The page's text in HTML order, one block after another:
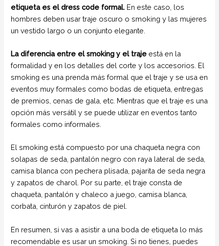
etiqueta es el dress code formal. En este caso, los
hombres deben usar traje oscuro o smoking y las mujeres
un vestido largo o un conjunto elegante.
La diferencia entre el smoking y el traje está en la
formalidad y en los detalles del corte y los accesorios. El
smoking es una prenda más formal que el traje y se usa en
eventos muy formales como bodas de etiqueta, entregas
de premios, cenas de gala, etc. Mientras que el traje es una
opción más versátil y se puede utilizar en eventos tanto
formales como informales.
El smoking está compuesto por una chaqueta negra con
solapas de seda, pantalón negro con raya lateral de seda,
camisa blanca con pechera plisada, pajarita de seda negra
y zapatos de charol. Por su parte, el traje consta de
chaqueta, pantalón y chaleco a juego, camisa blanca,
corbata, cinturón y zapatos de piel.
En resumen, si vas a asistir a una boda de etiqueta lo más
recomendable es usar un smoking. Si no tienes, puedes